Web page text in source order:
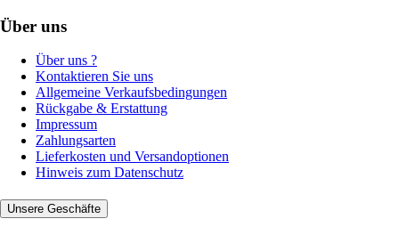
Über uns
Über uns ?
Kontaktieren Sie uns
Allgemeine Verkaufsbedingungen
Rückgabe & Erstattung
Impressum
Zahlungsarten
Lieferkosten und Versandoptionen
Hinweis zum Datenschutz
Unsere Geschäfte